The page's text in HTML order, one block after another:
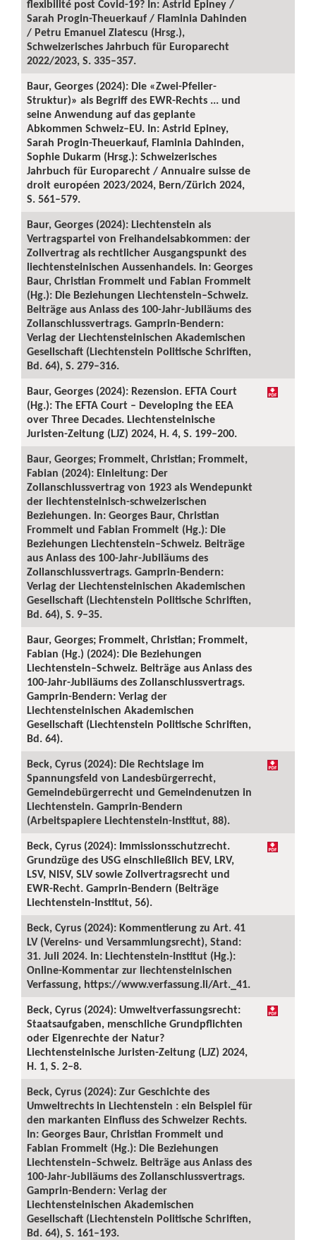
flexibilité post Covid-19? In: Astrid Epiney /
Sarah Progin-Theuerkauf / Flaminia Dahinden
/ Petru Emanuel Zlatescu (Hrsg.),
Schweizerisches Jahrbuch für Europarecht
2022/2023, S. 335–357.
Baur, Georges (2024): Die «Zwei-Pfeiler-
Struktur)» als Begriff des EWR-Rechts ... und
seine Anwendung auf das geplante
Abkommen Schweiz–EU. In: Astrid Epiney,
Sarah Progin-Theuerkauf, Flaminia Dahinden,
Sophie Dukarm (Hrsg.): Schweizerisches
Jahrbuch für Europarecht / Annuaire suisse de
droit européen 2023/2024, Bern/Zürich 2024,
S. 561–579.
Baur, Georges (2024): Liechtenstein als
Vertragspartei von Freihandelsabkommen: der
Zollvertrag als rechtlicher Ausgangspunkt des
liechtensteinischen Aussenhandels. In: Georges
Baur, Christian Frommelt und Fabian Frommelt
(Hg.): Die Beziehungen Liechtenstein–Schweiz.
Beiträge aus Anlass des 100-Jahr-Jubiläums des
Zollanschlussvertrags. Gamprin-Bendern:
Verlag der Liechtensteinischen Akademischen
Gesellschaft (Liechtenstein Politische Schriften,
Bd. 64), S. 279–316.
Baur, Georges (2024): Rezension. EFTA Court
(Hg.): The EFTA Court – Developing the EEA
over Three Decades. Liechtensteinische
Juristen-Zeitung (LJZ) 2024, H. 4, S. 199–200.
Baur, Georges; Frommelt, Christian; Frommelt,
Fabian (2024): Einleitung: Der
Zollanschlussvertrag von 1923 als Wendepunkt
der liechtensteinisch-schweizerischen
Beziehungen. In: Georges Baur, Christian
Frommelt und Fabian Frommelt (Hg.): Die
Beziehungen Liechtenstein–Schweiz. Beiträge
aus Anlass des 100-Jahr-Jubiläums des
Zollanschlussvertrags. Gamprin-Bendern:
Verlag der Liechtensteinischen Akademischen
Gesellschaft (Liechtenstein Politische Schriften,
Bd. 64), S. 9–35.
Baur, Georges; Frommelt, Christian; Frommelt,
Fabian (Hg.) (2024): Die Beziehungen
Liechtenstein–Schweiz. Beiträge aus Anlass des
100-Jahr-Jubiläums des Zollanschlussvertrags.
Gamprin-Bendern: Verlag der
Liechtensteinischen Akademischen
Gesellschaft (Liechtenstein Politische Schriften,
Bd. 64).
Beck, Cyrus (2024): Die Rechtslage im
Spannungsfeld von Landesbürgerrecht,
Gemeindebürgerrecht und Gemeindenutzen in
Liechtenstein. Gamprin-Bendern
(Arbeitspapiere Liechtenstein-Institut, 88).
Beck, Cyrus (2024): Immissionsschutzrecht.
Grundzüge des USG einschließlich BEV, LRV,
LSV, NISV, SLV sowie Zollvertragsrecht und
EWR-Recht. Gamprin-Bendern (Beiträge
Liechtenstein-Institut, 56).
Beck, Cyrus (2024): Kommentierung zu Art. 41
LV (Vereins- und Versammlungsrecht), Stand:
31. Juli 2024. In: Liechtenstein-Institut (Hg.):
Online-Kommentar zur liechtensteinischen
Verfassung, https://www.verfassung.li/Art._41.
Beck, Cyrus (2024): Umweltverfassungsrecht:
Staatsaufgaben, menschliche Grundpflichten
oder Eigenrechte der Natur?
Liechtensteinische Juristen-Zeitung (LJZ) 2024,
H. 1, S. 2–8.
Beck, Cyrus (2024): Zur Geschichte des
Umweltrechts in Liechtenstein : ein Beispiel für
den markanten Einfluss des Schweizer Rechts.
In: Georges Baur, Christian Frommelt und
Fabian Frommelt (Hg.): Die Beziehungen
Liechtenstein–Schweiz. Beiträge aus Anlass des
100-Jahr-Jubiläums des Zollanschlussvertrags.
Gamprin-Bendern: Verlag der
Liechtensteinischen Akademischen
Gesellschaft (Liechtenstein Politische Schriften,
Bd. 64), S. 161–193.